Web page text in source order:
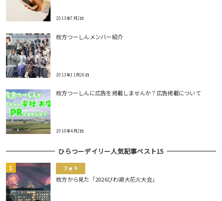
2013年7月2日
枚方つーしんメンバー紹介
2013年11月26日
枚方つーしんに広告を掲載しませんか？広告掲載について
2010年4月2日
ひらつーデイリー人気記事ベスト15
フォト
枚方から見た「2026びわ湖大花火大会」